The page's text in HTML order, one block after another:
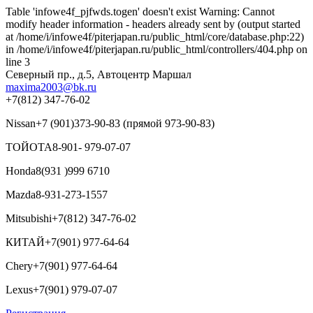
Table 'infowe4f_pjfwds.togen' doesn't exist Warning: Cannot
modify header information - headers already sent by (output started
at /home/i/infowe4f/piterjapan.ru/public_html/core/database.php:22)
in /home/i/infowe4f/piterjapan.ru/public_html/controllers/404.php on
line 3
Северный пр., д.5, Автоцентр Маршал
maxima2003@bk.ru
+7(812) 347-76-02
Nissan+7 (901)373-90-83 (прямой 973-90-83)
ТОЙОТА8-901- 979-07-07
Honda8(931 )999 6710
Mazda8-931-273-1557
Mitsubishi+7(812) 347-76-02
КИТАЙ+7(901) 977-64-64
Chery+7(901) 977-64-64
Lexus+7(901) 979-07-07